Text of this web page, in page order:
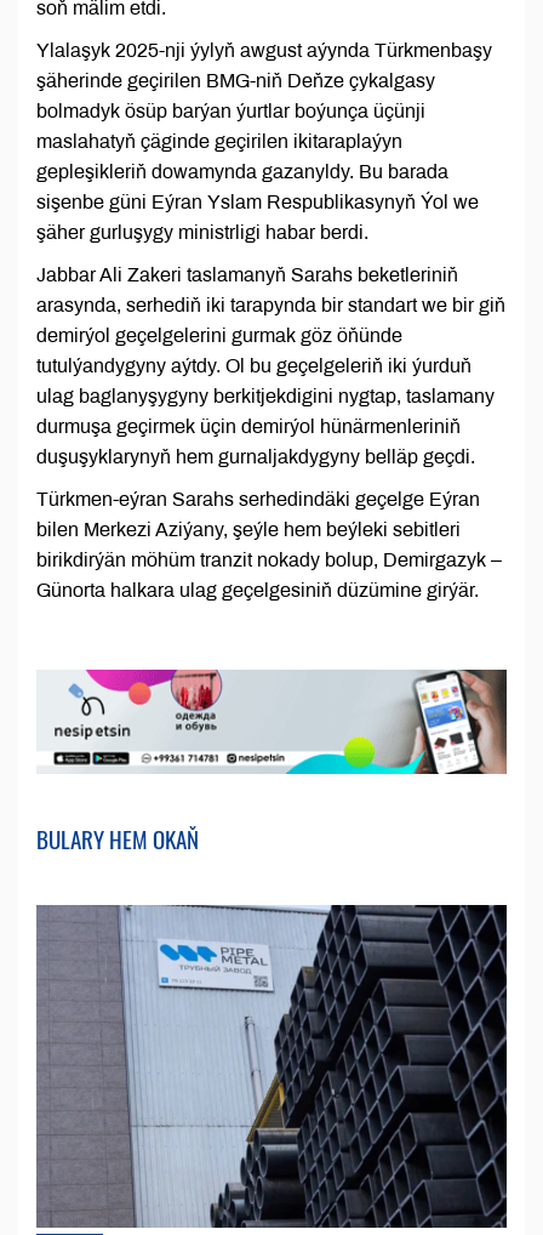
soň mälim etdi.
Ylalaşyk 2025-nji ýylyň awgust aýynda Türkmenbaşy
şäherinde geçirilen BMG-niň Deňze çykalgasy
bolmadyk ösüp barýan ýurtlar boýunça üçünji
maslahatyň çäginde geçirilen ikitaraplaýyn
gepleşikleriň dowamynda gazanyldy. Bu barada
sişenbe güni Eýran Yslam Respublikasynyň Ýol we
şäher gurluşygy ministrligi habar berdi.
Jabbar Ali Zakeri taslamanyň Sarahs beketleriniň
arasynda, serhediň iki tarapynda bir standart we bir giň
demirýol geçelgelerini gurmak göz öňünde
tutulýandygyny aýtdy. Ol bu geçelgeleriň iki ýurduň
ulag baglanyşygyny berkitjekdigini nygtap, taslamany
durmuşa geçirmek üçin demirýol hünärmenleriniň
duşuşyklarynyň hem gurnaljakdygyny belläp geçdi.
Türkmen-eýran Sarahs serhedindäki geçelge Eýran
bilen Merkezi Aziýany, şeýle hem beýleki sebitleri
birikdirýän möhüm tranzit nokady bolup, Demirgazyk –
Günorta halkara ulag geçelgesiniň düzümine girýär.
BULARY HEM OKAŇ